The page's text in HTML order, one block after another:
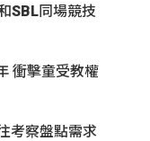
SBL同場競技
衝擊童受教權
考察盤點需求